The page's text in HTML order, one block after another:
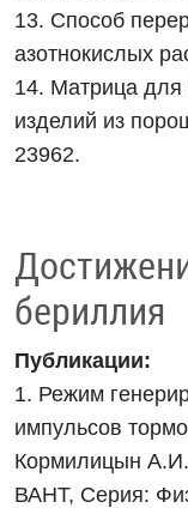
13. Способ
азотнокислых
14. Матрица для
изделий из
23962.
бериллия
Публикации:
1. Режим
импульсов
Кормилицын
ВАНТ, Серия: